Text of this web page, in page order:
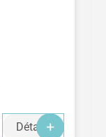
Détails